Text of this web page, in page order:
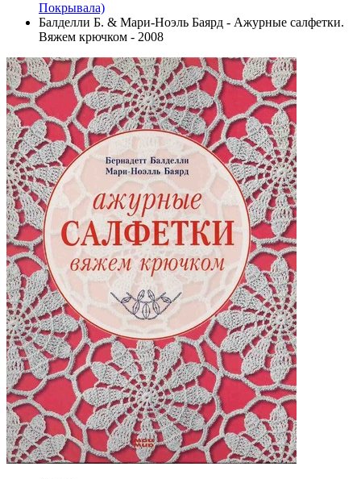
Покрывала)
Балделли Б. & Мари-Ноэль Баярд - Ажурные салфетки.
Вяжем крючком - 2008